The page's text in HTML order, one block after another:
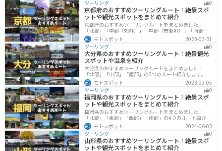
ツーリング 0
京都府のおすすめツーリングルート！絶景スポ
ットや観光スポットをまとめて紹介
京都府のおすすめツーリングルートをまとめました！
「北部」「中部（郊外）」「中部（市街地）」「南部」
の4つのルート紹介します。古い町並みや神社仏閣、自然
に囲まれた風光明媚なスポットが数多く存在し、様々な
楽しみ方ができます。バイクで京都府にツーリングに行
く際は参考にしてください。
モトスポット
2023-03-31
ツーリング
0
大分県のおすすめツーリングルート！絶景観光
スポットや温泉を紹介
大分県のおすすめツーリングルートをまとめました！
「北部」「中部」「南部」の3つのルート紹介します。阿
蘇の雄大な自然を満喫できるスポットや温泉を満喫する
ツーリングができます。バイクで大分県にツーリングに
行く際は参考にしてください。
モトスポット
2023-03-05
ツーリング
0
福岡県のおすすめツーリングルート！絶景スポ
ットや観光スポットをまとめて紹介
福岡県のおすすめツーリングルートをまとめました！
「北部」「東部」「西部」「南部」の4つのルート紹介し
ます。豊かな自然から歴史ある名所、グルメまで多彩な
魅力が詰まっており、様々な楽しみ方ができます。バイ
クで福岡県にツーリングに行く際は参考にしてくださ
い。
モトスポット
2024-06-03
ツーリング
0
山形県のおすすめツーリングルート！絶景スポ
ットや観光スポットをまとめて紹介